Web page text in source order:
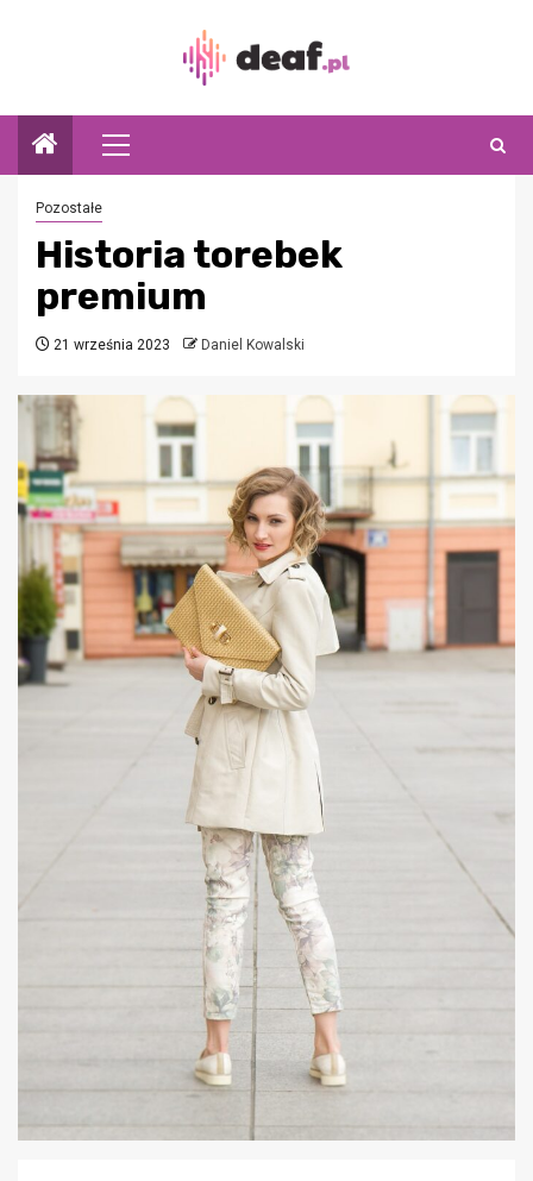
Menu
główne
Pozostałe
Historia torebek
premium
21 września 2023 Daniel Kowalski